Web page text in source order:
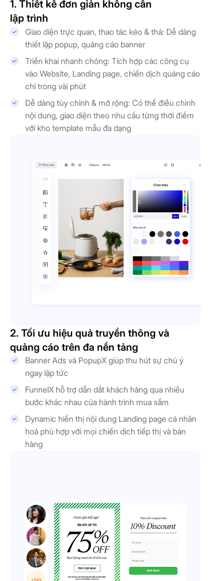
1. Thiết kế đơn giản không cần
lập trình
Giao diện trực quan, thao tác kéo & thả: Dễ dàng
thiết lập popup, quảng cáo banner
Triển khai nhanh chóng: Tích hợp các công cụ
vào Website, Landing page, chiến dịch quảng cáo
chỉ trong vài phút
Dễ dàng tùy chỉnh & mở rộng: Có thể điều chỉnh
nội dung, giao diện theo nhu cầu từng thời điểm
với kho template mẫu đa dạng
2. Tối ưu hiệu quả truyền thông và
quảng cáo trên đa nền tảng
Banner Ads và PopupX giúp thu hút sự chú ý
ngay lập tức
FunnelX hỗ trợ dẫn dắt khách hàng qua nhiều
bước khác nhau của hành trình mua sắm
Dynamic hiển thị nội dung Landing page cá nhân
hoá phù hợp với mọi chiến dịch tiếp thị và bán
hàng